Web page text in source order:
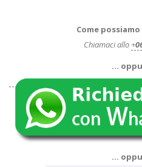
Come
Chiamaci allo +
…
…